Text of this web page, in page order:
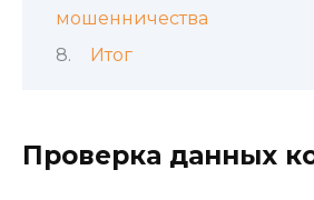
мошенничества
Итог
Проверка данных